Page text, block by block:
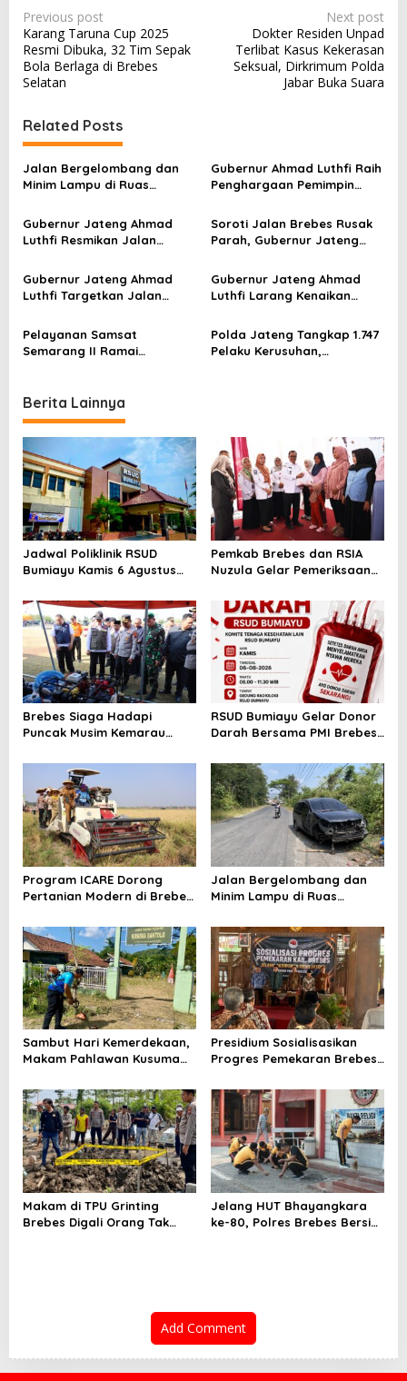
P
o
s
t
n
a
v
i
g
a
t
i
n
Previous post
Karang Taruna Cup 2025
Resmi Dibuka, 32 Tim Sepak
Bola Berlaga di Brebes
Selatan
Next post
Dokter Residen Unpad
Terlibat Kasus Kekerasan
Seksual, Dirkrimum Polda
Jabar Buka Suara
Related Posts
Jalan Bergelombang dan
Minim Lampu di Ruas
Telan Korban, Innova
Hantam Pohon di
Gubernur Ahmad Luthfi Raih
Penghargaan Pemimpin
2025
Gubernur Jateng Ahmad
Luthfi Resmikan Jalan
Brebes Senang Sekali
Soroti Jalan Brebes Rusak
Parah, Gubernur Jateng
Asal Janji
Gubernur Jateng Ahmad
Luthfi Targetkan Jalan
Akhir 2025
Gubernur Jateng Ahmad
Luthfi Larang Kenaikan
Luar Negeri Dihapus
Pelayanan Samsat
Semarang II Ramai
Kendala
Polda Jateng Tangkap 1.747
Pelaku Kerusuhan,
Berita Lainnya
Jadwal Poliklinik RSUD
Bumiayu Kamis 6 Agustus
Dokter Sebelum Berkunjung
Pemkab Brebes dan RSIA
Nuzula Gelar Pemeriksaan
Perkuat Kesehatan Ibu dan
Bayi
Brebes Siaga Hadapi
Puncak Musim Kemarau
Kesiapsiagaan Bencana dan
Karhutla
RSUD Bumiayu Gelar Donor
Darah Bersama PMI Brebes
Indonesia
Program ICARE Dorong
Pertanian Modern di Brebes,
Tembus 10,2 Ton per Hektare
Jalan Bergelombang dan
Minim Lampu di Ruas
Telan Korban, Innova
Hantam Pohon di
Bantarkawung
Sambut Hari Kemerdekaan,
Makam Pahlawan Kusuma
Dibersihkan
Presidium Sosialisasikan
Progres Pemekaran Brebes
Pansus DPRD Jateng Jadi
Tahap Berikutnya
Makam di TPU Grinting
Brebes Digali Orang Tak
Jelang HUT Bhayangkara
ke-80, Polres Brebes Bersih-
Add Comment